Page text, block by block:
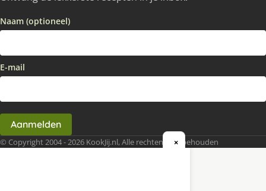
Naam (optioneel)
E-mail
Aanmelden
© Copyright 2004 - 2026 KookJij.nl, Alle rechten voorbehouden
×